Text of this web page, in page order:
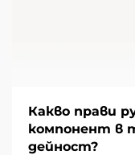
Какво прави
компонент в
дейност?